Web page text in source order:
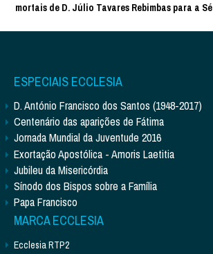
mortais de D. Júlio Tavares Rebimbas para a Sé
ESPECIAIS ECCLESIA
D. António Francisco dos Santos (1948-2017)
Centenário das aparições de Fátima
Jornada Mundial da Juventude 2016
Exortação Apostólica - Amoris Laetitia
Jubileu da Misericórdia
Sínodo dos Bispos sobre a Família
Papa Francisco
MARCA ECCLESIA
Ecclesia RTP2